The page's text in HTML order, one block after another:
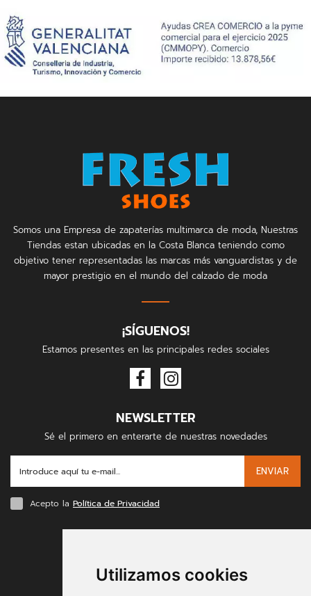
Utilizamos cookies
Somos una Empresa de zapaterías multimarca de moda, Nuestras
Tiendas estan ubicadas en la Costa Blanca teniendo como
objetivo tener representadas las marcas más vanguardistas y de
mayor prestigio en el mundo del calzado de moda
¡SÍGUENOS!
Estamos presentes en las principales redes sociales
NEWSLETTER
Sé el primero en enterarte de nuestras novedades
ENVIAR
Acepto la Política de Privacidad